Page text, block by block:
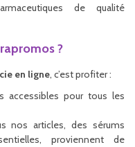
de qualité
?
en ligne, c’est profiter :
accessibles pour tous les
nos articles, des sérums
proviennent de